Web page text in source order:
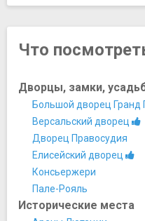
Что
Дворцы, замки,
Большой дворец Гранд
Версальский дворец
Дворец Правосудия
Елисейский дворец
Консьержери
Пале-Рояль
Исторические места